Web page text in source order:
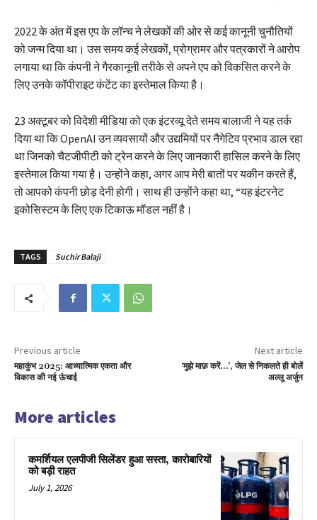
2022 के अंत में इस एप के लॉन्च ने लेखकों की ओर से कई कानूनी चुनौतियों
को जन्म दिया था। उस समय कई लेखकों, प्रोग्रामर और पत्रकारों ने आरोप
लगाया था कि कंपनी ने गैरकानूनी तरीके से अपने एप को विकसित करने के
लिए उनके कॉपीराइट कंटेंट का इस्तेमाल किया है।
23 अक्टूबर को विदेशी मीडिया को एक इंटरव्यू देते समय बालाजी ने यह तर्क
दिया था कि OpenAI उन व्यवसायों और उद्यमियों पर नैगेटिव प्रभाव डाल रहा
था जिनको चैटजीपीटी को ट्रेन करने के लिए जानकारी हासिल करने के लिए
इस्तेमाल किया गया है। उन्होंने कहा, अगर आप मेरी बातों पर यकीन करते हैं,
तो आपको कंपनी छोड़ देनी होगी। साथ ही उन्होंने कहा था, “यह इंटरनेट
इकोसिस्टम के लिए एक टिकाऊ मॉडल नहीं है।
TAGS Suchir Balaji
Previous article
महाकुंभ 2025: आध्यात्मिक एकता और
विकास की नई ऊंचाई
Next article
‘मुझे माफ़ करें…’, जेल से निकलते ही बोलें
अल्लू अर्जुन
More articles
कमर्शियल एलपीजी सिलेंडर हुआ सस्ता, कारोबारियों
को बड़ी राहत
July 1, 2026